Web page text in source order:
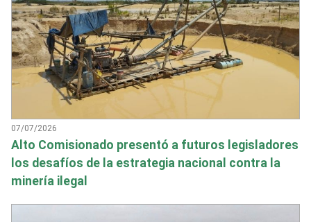
07/07/2026
Alto Comisionado presentó a futuros legisladores
los desafíos de la estrategia nacional contra la
minería ilegal